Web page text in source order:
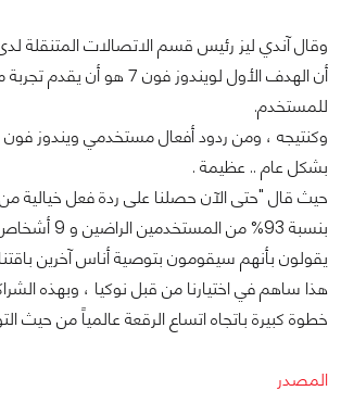
وقال آندي ليز رئيس قسم الاتصالات المتنقلة
أن الهدف الأول لويندوز فون 7 هو أن
للمستخدم.
بشكل عام .. عظيمة .
حيث قال "حتى الآن حصلنا على ردة فعل خيالية
يقولون بأنهم سيقومون بتوصية أناس آخرين
هذا ساهم في اختيارنا من قبل نوكيا ، وبهذه
خطوة كبيرة باتجاه اتساع الرقعة عالمياً من حيث
المصدر